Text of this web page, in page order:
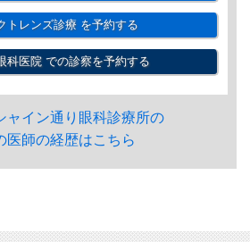
トレンズ診療を予約する
科医院での診察を予約する
ャイン通り眼科診療所の
医師の経歴はこちら